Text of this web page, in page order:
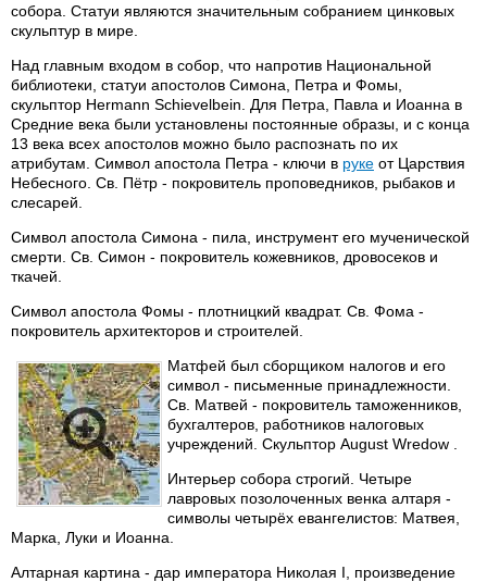
собора. Статуи являются значительным собранием цинковых
скульптур в мире.
Над главным входом в собор, что напротив Национальной
библиотеки, статуи апостолов Симона, Петра и Фомы,
скульптор Hermann Schievelbein. Для Петра, Павла и Иоанна в
Средние века были установлены постоянные образы, и с конца
13 века всех апостолов можно было распознать по их
атрибутам. Символ апостола Петра - ключи в руке от Царствия
Небесного. Св. Пётр - покровитель проповедников, рыбаков и
слесарей.
Символ апостола Симона - пила, инструмент его мученической
смерти. Св. Симон - покровитель кожевников, дровосеков и
ткачей.
Символ апостола Фомы - плотницкий квадрат. Св. Фома -
покровитель архитекторов и строителей.
Матфей был сборщиком налогов и его
символ - письменные принадлежности.
Св. Матвей - покровитель таможенников,
бухгалтеров, работников налоговых
учреждений. Скульптор August Wredow .
Интерьер собора строгий. Четыре
лавровых позолоченных венка алтаря -
символы четырёх евангелистов: Матвея,
Марка, Луки и Иоанна.
Алтарная картина - дар императора Николая I, произведение